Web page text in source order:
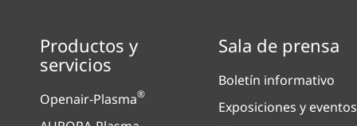
Productos y
servicios
Openair-Plasma®
Sala de prensa
Boletín informativo
Exposiciones y eventos